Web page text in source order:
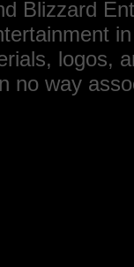
Blizzard
logos,
no way